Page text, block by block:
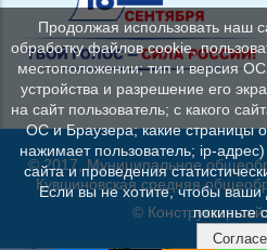
© 2017, Муниципальное
Кувшиновская средняя
© Конструктор
Продолжая использовать наш
обработку файлов cookie,
местоположении; тип и версия
устройства и разрешение его
на сайт пользователь; с какого
ОС и Браузера; какие страницы
нажимает пользователь; ip-
сайта и проведения
Если вы не хотите, чтобы
покиньте